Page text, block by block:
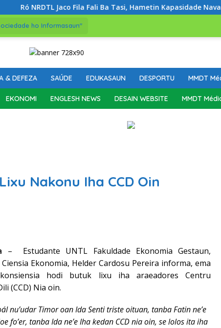
Jaco Fila Fali Ba Tasi, Hametin Kapasidade Naval no Soberania
ho Informasaun"
& DEFEZA SAÚDE EDUKASAUN DESPORTU MMDT
EKONOMI ENGLESH NEWS DESAIN WEBSITE MMDT
Nakonu Iha CCD Oin
– Estudante UNTL Fakuldade Ekonomia Gestaun,
Ekonomia, Helder Cardosu Pereira informa, ema
hodi butuk lixu iha araeadores Centru
(CCD) Nia oin.
nu’udar Timor oan Ida Senti triste oituan, tanba Fatin ne’e
fo’er, tanba Ida ne’e Iha kedan CCD nia oin, se lolos ita iha